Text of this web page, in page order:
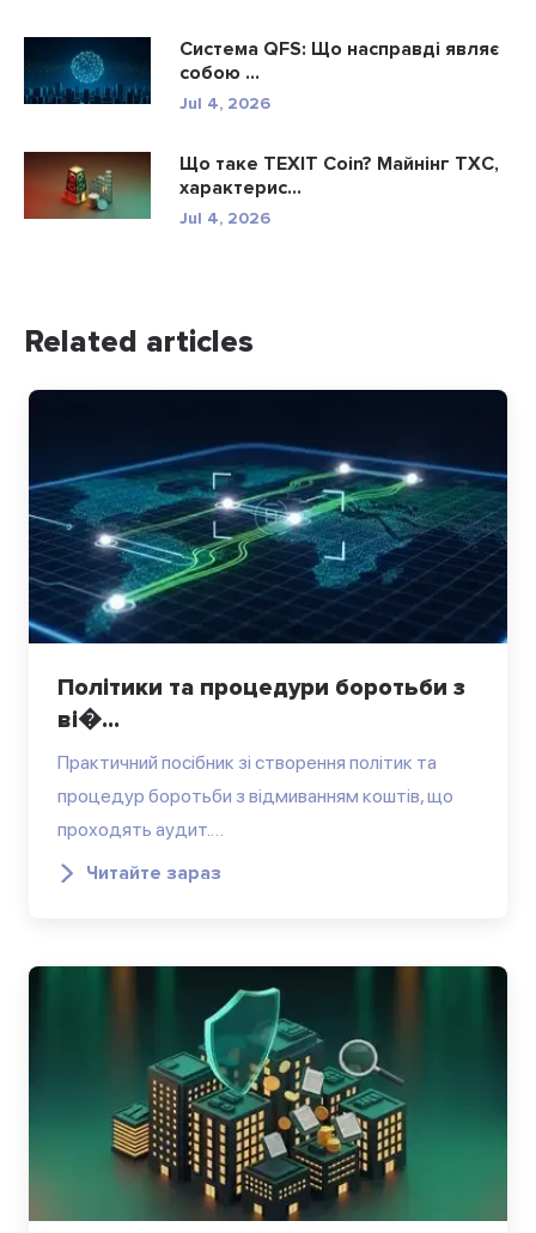
Система QFS: Що насправді являє
собою ...
Jul 4, 2026
Що таке TEXIT Coin? Майнінг TXC,
характерис...
Jul 4, 2026
Related articles
Політики та процедури боротьби з
ві�...
Практичний посібник зі створення політик та
процедур боротьби з відмиванням коштів, що
проходять аудит.…
Читайте зараз